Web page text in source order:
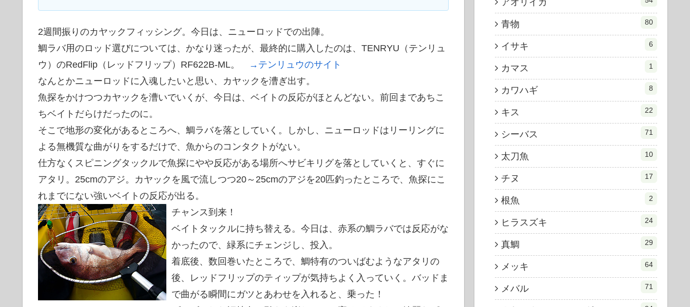
2週間振りのカヤックフィッシング。今日は、ニューロッドでの出陣。
鯛ラバ用のロッド選びについては、かなり迷ったが、最終的に購入したのは、TENRYU（テンリュ
ウ）のRedFlip（レッドフリップ）RF622B-ML。
→テンリュウのサイト
なんとかニューロッドに入魂したいと思い、カヤックを漕ぎ出す。
魚探をかけつつカヤックを漕いでいくが、今日は、ベイトの反応がほとんどない。前回まであちこ
ちベイトだらけだったのに。
そこで地形の変化があるところへ、鯛ラバを落としていく。しかし、ニューロッドはリーリングに
よる無機質な曲がりをするだけで、魚からのコンタクトがない。
仕方なくスピニングタックルで魚探にやや反応がある場所へサビキリグを落としていくと、すぐに
アタリ。25cmのアジ。カヤックを風で流しつつ20～25cmのアジを20匹釣ったところで、魚探にこ
れまでにない強いベイトの反応が出る。
チャンス到来！
ベイトタックルに持ち替える。今日は、赤系の鯛ラバでは反応がな
かったので、緑系にチェンジし、投入。
着底後、数回巻いたところで、鯛特有のついばむようなアタリの
後、レッドフリップのティップが気持ちよく入っていく。バッドま
で曲がる瞬間にガツとあわせを入れると、乗った！
青物 80
イサキ 6
カマス 1
カワハギ 8
キス 22
シーバス 71
太刀魚 10
チヌ 17
根魚 2
ヒラスズキ 24
真鯛 29
メッキ 64
メバル 71